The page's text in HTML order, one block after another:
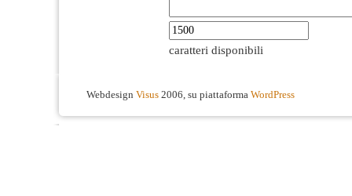
caratteri disponibili
Webdesign Visus 2006, su piattaforma WordPress